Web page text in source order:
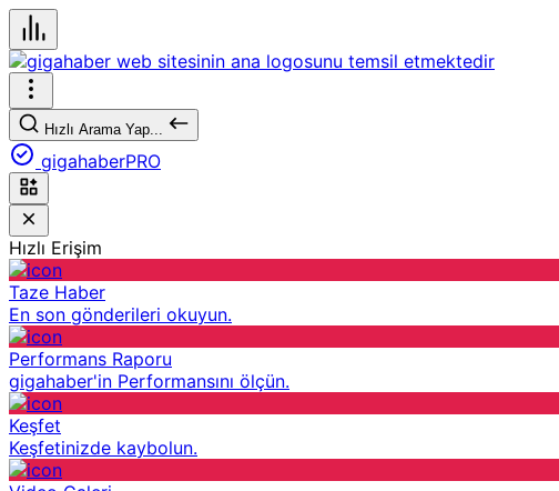
Hızlı Arama Yap...
gigahaberPRO
Hızlı Erişim
Taze Haber
En son gönderileri okuyun.
Performans Raporu
gigahaber'in Performansını ölçün.
Keşfet
Keşfetinizde kaybolun.